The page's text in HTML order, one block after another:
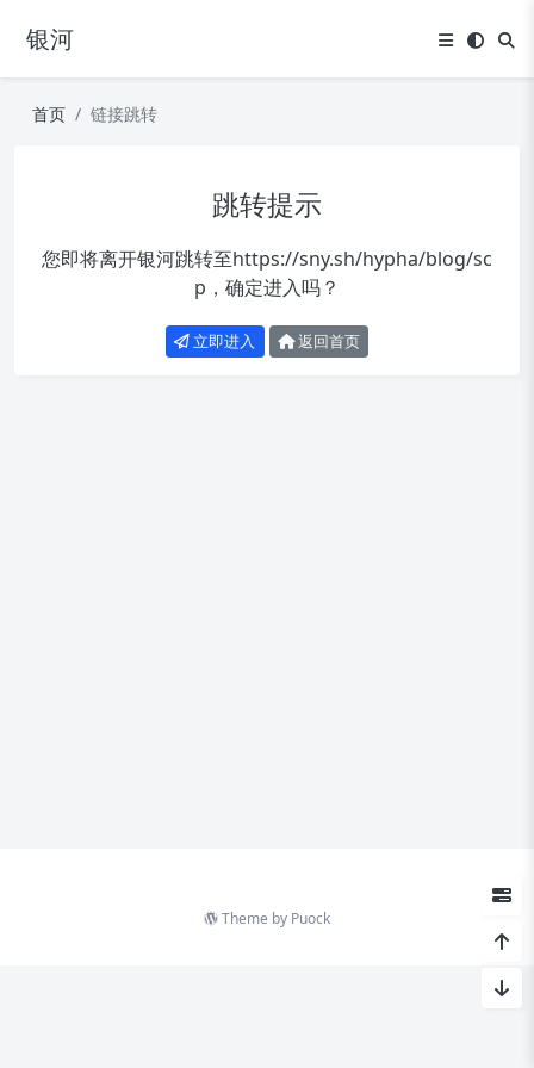
银河
首页 链接跳转
跳转提示
您即将离开银河跳转至https://sny.sh/hypha/blog/sc
p ，确定进入吗？
立即进入 返回首页
Theme by Puock